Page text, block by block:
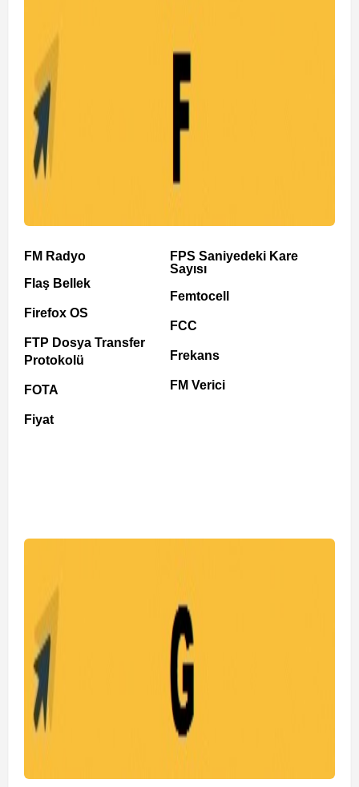
FM Radyo
Flaş Bellek
Firefox OS
FTP Dosya Transfer
Protokolü
FOTA
Fiyat
FPS Saniyedeki Kare
Sayısı
Femtocell
FCC
Frekans
FM Verici